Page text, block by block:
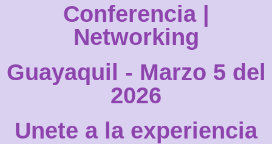
Conferencia |
Networking
Guayaquil - Marzo 5 del
2026
Unete a la experiencia